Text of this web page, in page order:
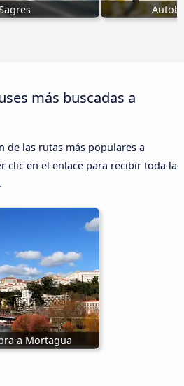
más buscadas a
de las rutas más populares a
clic en el enlace para recibir toda la
a Mortagua